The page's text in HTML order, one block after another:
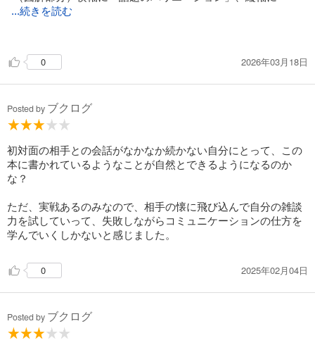
...続きを読む
っていき、相手が「引っかかった！」話題（図では話題3）を見
つけたら、そこから縦軸方向に話を深く掘り下げていく。
• 興味なさそうなら別の話題。相手が話した話の中のワードか
ら次の話題を連想する。
○学び:
• 声を高くする。音程はファかソ。
• 雑談の中にも目的（相手の置かれた状況を知りたい、プライ
• 生活の中で頑張っていること、こだわっていることを褒め
て、欲求を刺激する
• 雑談の基本は相手を乗せること
てやる
• 意見が食い違っても反論しない。「それはうかつでした」と
いって丸く収めて別の話題へ。
○感想:
• ためになる箇所はたくさんあったが、他の本やサイトでも見
0 2026年03月18日
Posted by ブクログ
初対面の相手との会話がなかなか続かない自分にとって、この
本に書かれているようなことが自然とできるようになるのか
な？
ただ、実戦あるのみなので、相手の懐に飛び込んで自分の雑談
力を試していって、失敗しながらコミュニケーションの仕方を
学んでいくしかないと感じました。
0 2025年02月04日
Posted by ブクログ